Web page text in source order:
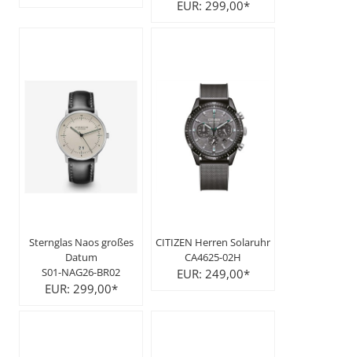
EUR: 299,00*
Sternglas Naos großes
Datum
S01-NAG26-BR02
EUR: 299,00*
CITIZEN Herren Solaruhr
CA4625-02H
EUR: 249,00*